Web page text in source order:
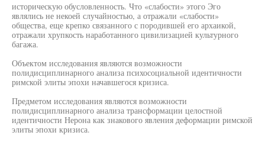
историческую обусловленность. Что «слабости» этого Эго
являлись не некоей случайностью, а отражали «слабости»
общества, еще крепко связанного с породившей его архаикой,
отражали хрупкость наработанного цивилизацией культурного
багажа.
Объектом исследования являются возможности
полидисциплинарного анализа психосоциальной идентичности
римской элиты эпохи начавшегося кризиса.
Предметом исследования являются возможности
полидисциплинарного анализа трансформации целостной
идентичности Нерона как знакового явления деформации римской
элиты эпохи кризиса.